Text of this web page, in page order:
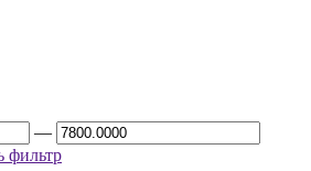
—
фильтр